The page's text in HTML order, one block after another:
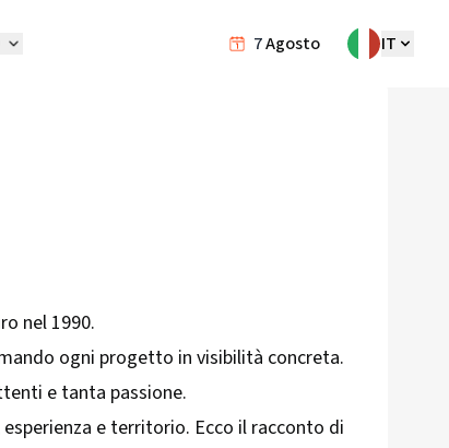
7Agosto IT
nel 1990.
ogni progetto in visibilità concreta.
e tanta passione.
e territorio. Ecco il racconto di